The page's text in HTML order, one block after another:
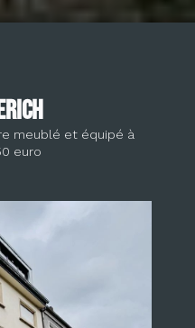
meublé et équipé à
euro